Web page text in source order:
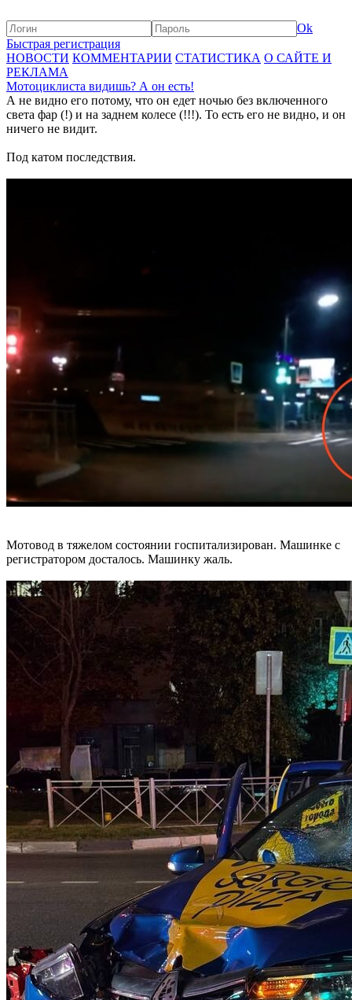
Ok
Быстрая регистрация
НОВОСТИ КОММЕНТАРИИ СТАТИСТИКА О САЙТЕ И
РЕКЛАМА
Мотоциклиста видишь? А он есть!
А не видно его потому, что он едет ночью без включенного
света фар (!) и на заднем колесе (!!!). То есть его не видно, и он
ничего не видит.
Под катом последствия.
Мотовод в тяжелом состоянии госпитализирован. Машинке с
регистратором досталось. Машинку жаль.